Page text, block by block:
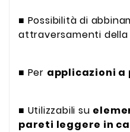
■ Possibilità di
attraversamenti della
■ Per applicazioni a
■ Utilizzabili su
pareti leggere in